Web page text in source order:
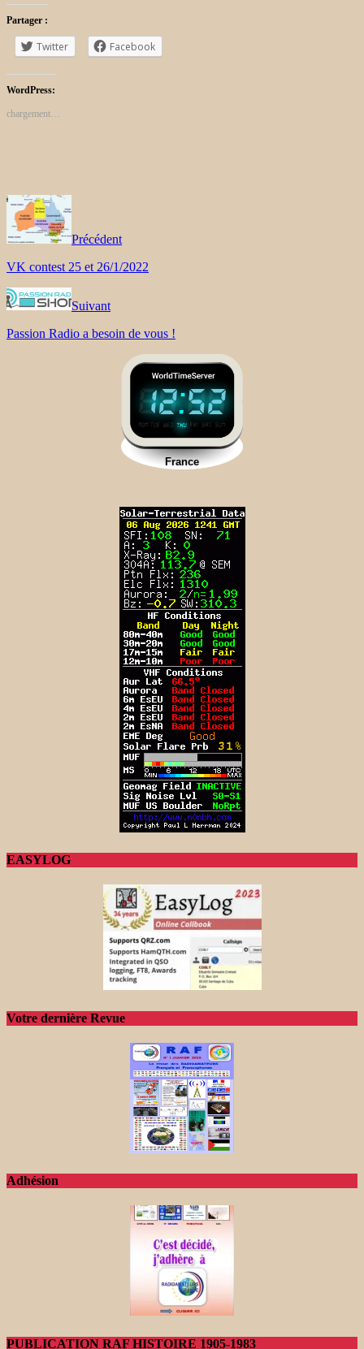
Partager :
Twitter Facebook
WordPress:
chargement…
Précédent
VK contest 25 et 26/1/2022
Suivant
Passion Radio a besoin de vous !
EASYLOG
Votre dernière Revue
Adhésion
PUBLICATION RAF HISTOIRE 1905-1983